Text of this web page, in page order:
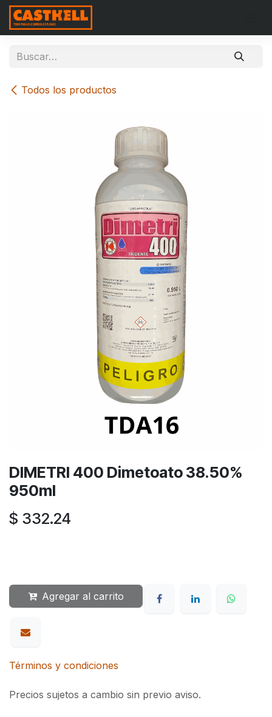
Ir al contenido
Todos los productos
DIMETRI 400 Dimetoato 38.50%
950ml
$ 332.24
Agregar al carrito
Términos y condiciones
Precios sujetos a cambio sin previo aviso.